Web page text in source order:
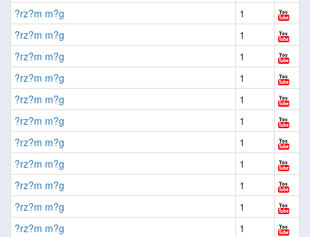
?rz?m m?g
1
?rz?m m?g
1
?rz?m m?g
1
?rz?m m?g
1
?rz?m m?g
1
?rz?m m?g
1
?rz?m m?g
1
?rz?m m?g
1
?rz?m m?g
1
?rz?m m?g
1
?rz?m m?g
1